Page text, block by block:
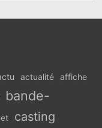
actualité affiche
bande-
casting